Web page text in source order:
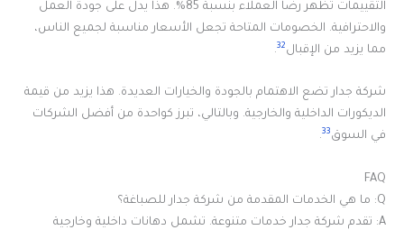
التقييمات تظهر رضا العملاء بنسبة 85%. هذا يدل على جودة العمل
والاحترافية. الخصومات المتاحة تجعل الأسعار مناسبة لجميع الناس،
مما يزيد من الإقبال32
.
شركة جدار تضع الاهتمام بالجودة والخيارات العديدة. هذا يزيد من قيمة
الديكورات الداخلية والخارجية. وبالتالي، تبرز كواحدة من أفضل الشركات
في السوق33
.
FAQ
Q: ما هي الخدمات المقدمة من شركة جدار للصباغة؟
A: تقدم شركة جدار خدمات متنوعة. تشمل دهانات داخلية وخارجية